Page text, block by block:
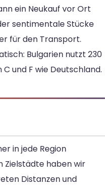
ein Neukauf vor Ort
sentimentale Stücke
für den Transport.
Bulgarien nutzt 230
und F wie Deutschland.
in jede Region
Zielstädte haben wir
Distanzen und